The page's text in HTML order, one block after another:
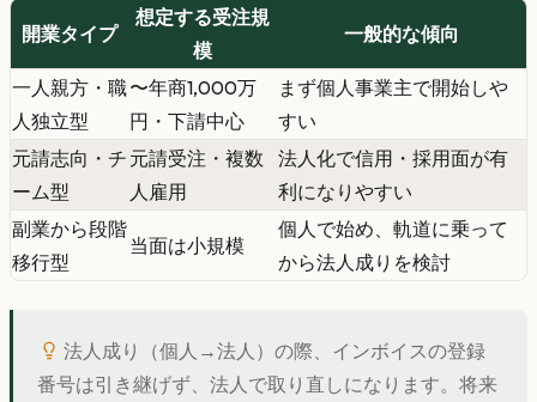
開業タイプ
想定する受注規
模
一般的な傾向
一人親方・職
人独立型
〜年商1,000万
円・下請中心
まず個人事業主で開始しや
すい
元請志向・チ
ーム型
元請受注・複数
人雇用
法人化で信用・採用面が有
利になりやすい
副業から段階
移行型
当面は小規模
個人で始め、軌道に乗って
から法人成りを検討
法人成り（個人→法人）の際、インボイスの登録
番号は引き継げず、法人で取り直しになります。将来